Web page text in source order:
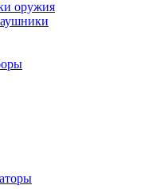
оружия